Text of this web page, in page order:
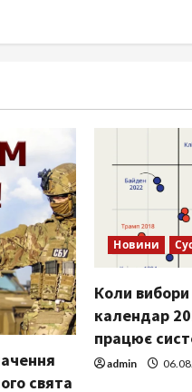
свята
Новини
Коли
календар
працює
admin